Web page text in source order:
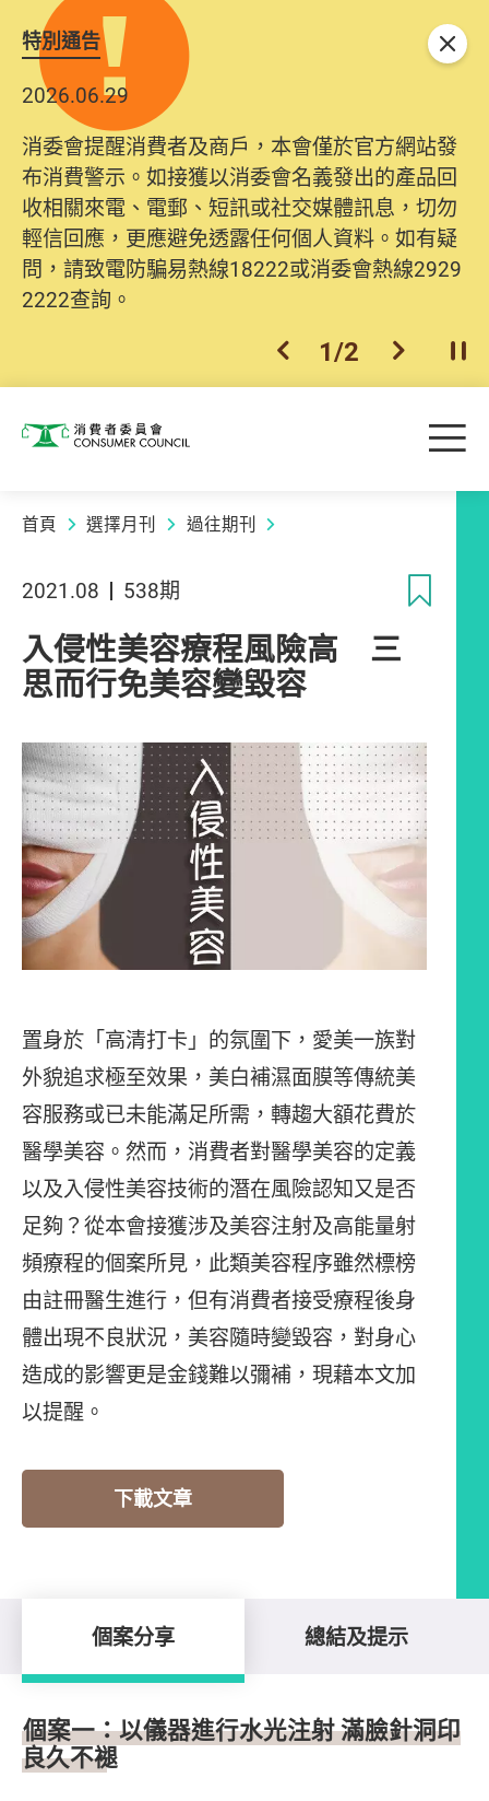
特別通告
2026.06.29
消委會提醒消費者及商戶，本會僅於官方網站發
布消費警示。如接獲以消委會名義發出的產品回
收相關來電、電郵、短訊或社交媒體訊息，切勿
輕信回應，更應避免透露任何個人資料。如有疑
問，請致電防騙易熱線18222或消委會熱線2929
2222查詢。
上一個
1/2 下一個開
關閉
消費者委員會 目
首頁 選擇月刊 過往期刊
2021.08 538期
入侵性美容療程風險高 三
思而行免美容變毀容
置身於「高清打卡」的氛圍下，愛美一族對
外貌追求極至效果，美白補濕面膜等傳統美
容服務或已未能滿足所需，轉趨大額花費於
醫學美容。然而，消費者對醫學美容的定義
以及入侵性美容技術的潛在風險認知又是否
足夠？從本會接獲涉及美容注射及高能量射
頻療程的個案所見，此類美容程序雖然標榜
由註冊醫生進行，但有消費者接受療程後身
體出現不良狀況，美容隨時變毀容，對身心
造成的影響更是金錢難以彌補，現藉本文加
以提醒。
下載文章
個案分享 總結及提示
個案分享
個案一：以儀器進行水光注射 滿臉針洞印
良久不褪